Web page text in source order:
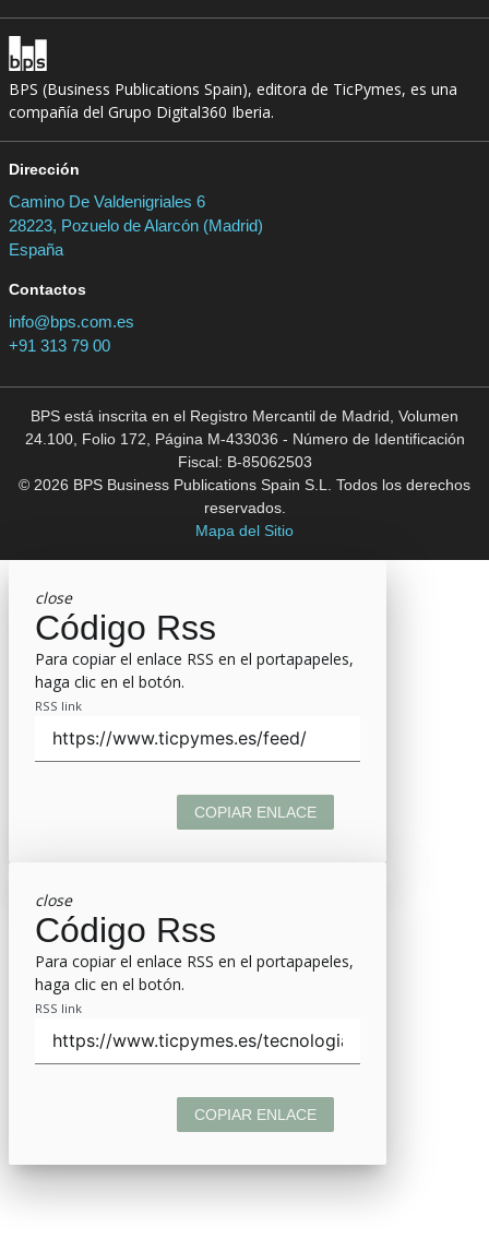
BPS (Business Publications Spain), editora de TicPymes, es una
compañía del Grupo Digital360 Iberia.
Dirección
Camino De Valdenigriales 6
28223, Pozuelo de Alarcón (Madrid)
España
Contactos
info@bps.com.es
+91 313 79 00
BPS está inscrita en el Registro Mercantil de Madrid, Volumen
24.100, Folio 172, Página M-433036 - Número de Identificación
Fiscal: B-85062503
© 2026 BPS Business Publications Spain S.L. Todos los derechos
reservados.
Mapa del Sitio
close
Código Rss
Para copiar el enlace RSS en el portapapeles,
haga clic en el botón.
RSS link
COPIAR ENLACE
close
Código Rss
Para copiar el enlace RSS en el portapapeles,
haga clic en el botón.
RSS link
COPIAR ENLACE